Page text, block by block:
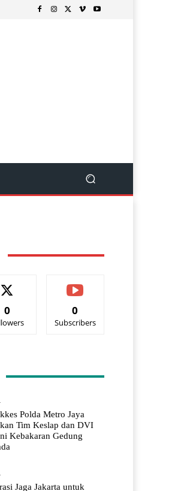
0 0
Subscribers
Polda Metro Jaya
Tim Keslap dan DVI
Kebakaran Gedung
Jaga Jakarta untuk